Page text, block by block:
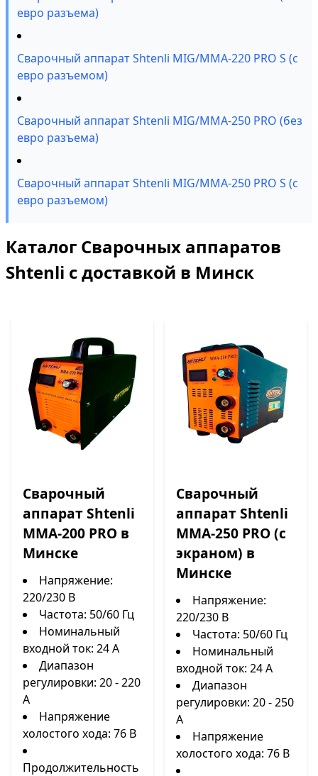
евро разъема)
Сварочный аппарат Shtenli MIG/MMA-220 PRO S (с
евро разъемом)
Сварочный аппарат Shtenli MIG/MMA-250 PRO (без
евро разъема)
Сварочный аппарат Shtenli MIG/MMA-250 PRO S (с
евро разъемом)
Каталог Сварочных аппаратов
Shtenli с доставкой в Минск
Сварочный
аппарат Shtenli
MMA-200 PRO в
Минске
Напряжение:
220/230 В
Частота: 50/60 Гц
Номинальный
входной ток: 24 А
Диапазон
регулировки: 20 - 220
А
Напряжение
холостого хода: 76 В
Продолжительность
Сварочный
аппарат Shtenli
MMA-250 PRO (с
экраном) в
Минске
Напряжение:
220/230 В
Частота: 50/60 Гц
Номинальный
входной ток: 24 А
Диапазон
регулировки: 20 - 250
А
Напряжение
холостого хода: 76 В